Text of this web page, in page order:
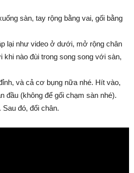
sàn, tay rộng bằng vai, gối bằng
lại như video ở dưới, mở rộng chân
khi nào đùi trong song song với sàn,
và cả cơ bụng nữa nhé. Hít vào,
đầu (không để gối chạm sàn nhé).
đó, đổi chân.